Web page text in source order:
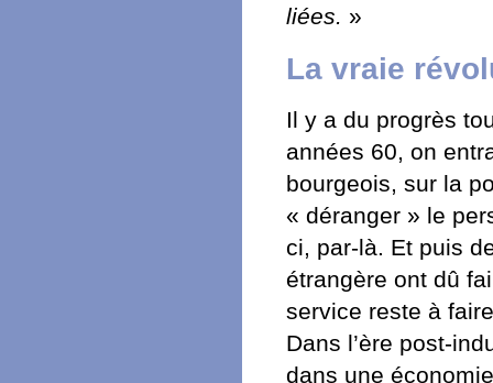
liées. »
La vraie
Il y a du progrès
années 60, on
bourgeois, sur la
« déranger » le
ci, par-là. Et puis
étrangère ont dû
service reste à
Dans l’ère post-
dans une